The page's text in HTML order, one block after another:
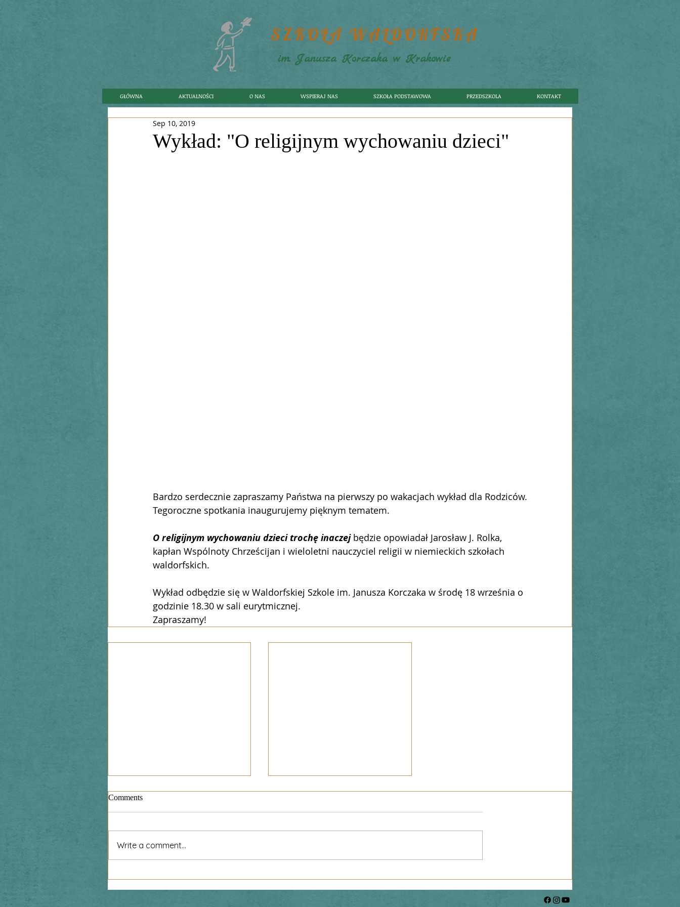
SZKOŁA WALDORFSKA
im. Janusza Korczaka w Krakowie
GŁÓWNA AKTUALNOŚCI O NAS WSPIERAJ NAS SZKOŁA PODSTAWOWA PRZEDSZKOLA KONTAKT
Wykład: "O religijnym wychowaniu dzieci"
Sep 10, 2019
Bardzo serdecznie zapraszamy Państwa na pierwszy po wakacjach wykład dla Rodziców.
Tegoroczne spotkania inaugurujemy pięknym tematem.
O religijnym wychowaniu dzieci trochę inaczej będzie opowiadał Jarosław J. Rolka,
kapłan Wspólnoty Chrześcijan i wieloletni nauczyciel religii w niemieckich szkołach
waldorfskich.
Wykład odbędzie się w Waldorfskiej Szkole im. Janusza Korczaka w środę 18 września o
godzinie 18.30 w sali eurytmicznej.
Zapraszamy!
Comments
Write a comment...